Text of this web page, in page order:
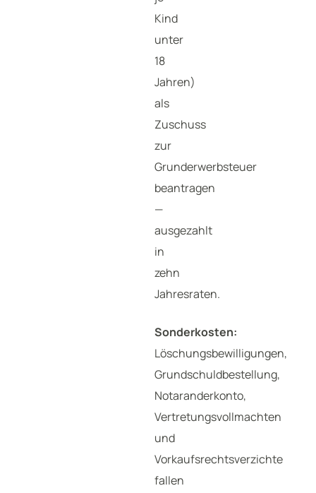
Kind
unter
18
Jahren)
als
Zuschuss
zur
Grunderwerbsteuer
beantragen
—
ausgezahlt
in
zehn
Jahresraten.
Sonderkosten:
Löschungsbewilligungen,
Grundschuldbestellung,
Notaranderkonto,
Vertretungsvollmachten
und
Vorkaufsrechtsverzichte
fallen